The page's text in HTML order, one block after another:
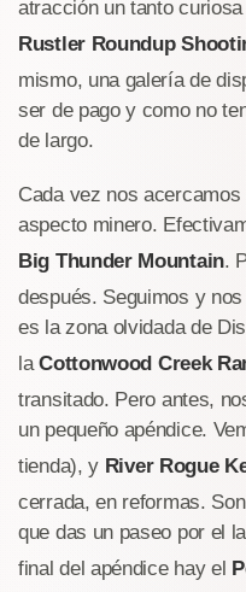
atracción un tanto
Rustler Roundup
mismo, una galería de
ser de pago y como no
de largo.
Cada vez nos
aspecto minero.
Big Thunder Mountain.
después. Seguimos y
es la zona olvidada de
laCottonwood Creek
transitado. Pero antes,
un pequeño apéndice.
tienda), y River Rogue
cerrada, en reformas.
que das un paseo por el
final del apéndice hay el